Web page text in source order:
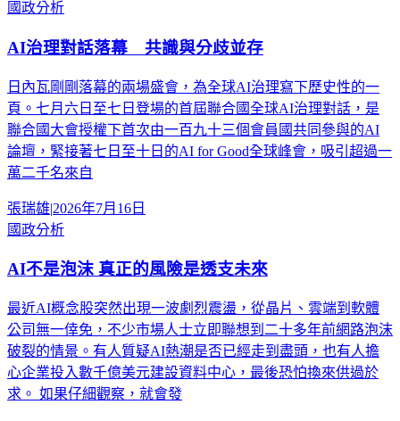
國政分析
AI治理對話落幕 共識與分歧並存
日內瓦剛剛落幕的兩場盛會，為全球AI治理寫下歷史性的一
頁。七月六日至七日登場的首屆聯合國全球AI治理對話，是
聯合國大會授權下首次由一百九十三個會員國共同參與的AI
論壇，緊接著七日至十日的AI for Good全球峰會，吸引超過一
萬二千名來自
張瑞雄|2026年7月16日
國政分析
AI不是泡沫 真正的風險是透支未來
最近AI概念股突然出現一波劇烈震盪，從晶片、雲端到軟體
公司無一倖免，不少市場人士立即聯想到二十多年前網路泡沫
破裂的情景。有人質疑AI熱潮是否已經走到盡頭，也有人擔
心企業投入數千億美元建設資料中心，最後恐怕換來供過於
求。 如果仔細觀察，就會發